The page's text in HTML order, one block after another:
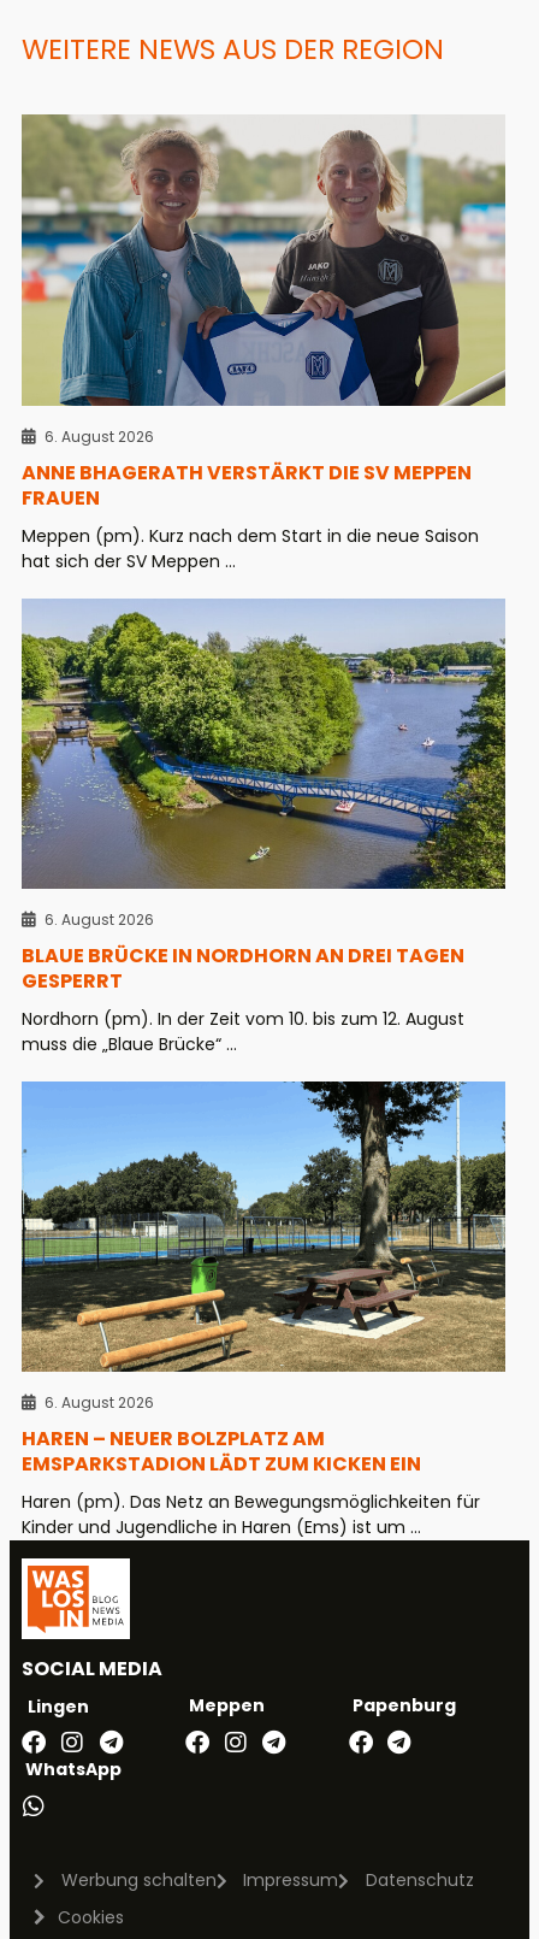
WEITERE NEWS AUS DER REGION
6. August 2026
ANNE BHAGERATH VERSTÄRKT DIE SV MEPPEN
FRAUEN
Meppen (pm). Kurz nach dem Start in die neue Saison
hat sich der SV Meppen ...
6. August 2026
BLAUE BRÜCKE IN NORDHORN AN DREI TAGEN
GESPERRT
Nordhorn (pm). In der Zeit vom 10. bis zum 12. August
muss die „Blaue Brücke“ ...
6. August 2026
HAREN – NEUER BOLZPLATZ AM
EMSPARKSTADION LÄDT ZUM KICKEN EIN
Haren (pm). Das Netz an Bewegungsmöglichkeiten für
Kinder und Jugendliche in Haren (Ems) ist um ...
SOCIAL MEDIA
Lingen Meppen Papenburg
WhatsApp
Werbung schalten Impressum
Datenschutz
Cookies